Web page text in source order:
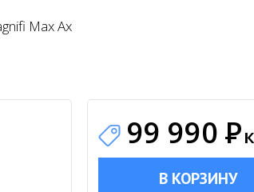
Max Ax
99 990 Р
В КОРЗИНУ